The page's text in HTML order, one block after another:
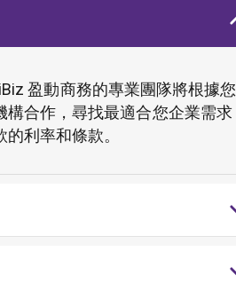
盈動商務的專業團隊將根據您
合作，尋找最適合您企業需求
利率和條款。